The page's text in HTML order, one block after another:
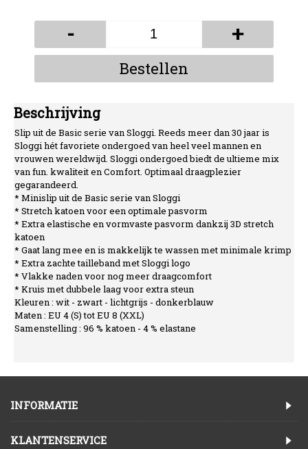
- +
Bestellen
Beschrijving
Slip uit de Basic serie van Sloggi. Reeds meer dan 30 jaar is
Sloggi hét favoriete ondergoed van heel veel mannen en
vrouwen wereldwijd. Sloggi ondergoed biedt de ultieme mix
van fun. kwaliteit en Comfort. Optimaal draagplezier
gegarandeerd.
* Minislip uit de Basic serie van Sloggi
* Stretch katoen voor een optimale pasvorm
* Extra elastische en vormvaste pasvorm dankzij 3D stretch
katoen
* Gaat lang mee en is makkelijk te wassen met minimale krimp
* Extra zachte tailleband met Sloggi logo
* Vlakke naden voor nog meer draagcomfort
* Kruis met dubbele laag voor extra steun
Kleuren : wit - zwart - lichtgrijs - donkerblauw
Maten : EU 4 (S) tot EU 8 (XXL)
Samenstelling : 96 % katoen - 4 % elastane
INFORMATIE
KLANTENSERVICE